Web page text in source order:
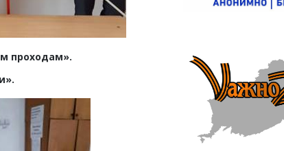
проходам».